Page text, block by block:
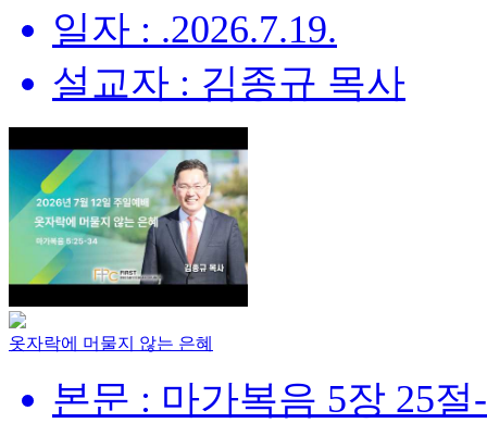
일자 : .2026.7.19.
설교자 : 김종규 목사
옷자락에 머물지 않는 은혜
본문 : 마가복음 5장 25절